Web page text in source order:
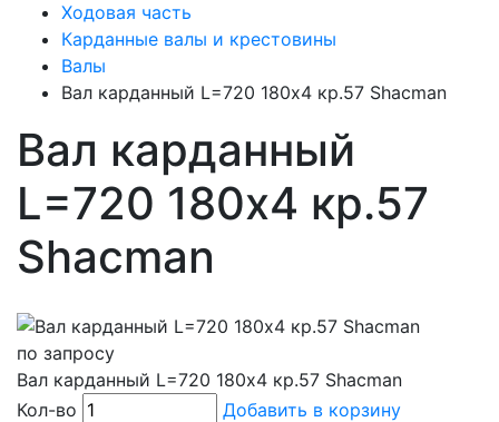
Ходовая часть
Карданные валы и крестовины
Валы
Вал карданный L=720 180х4 кр.57 Shacman
Вал карданный
L=720 180х4 кр.57
Shacman
по запросу
Вал карданный L=720 180х4 кр.57 Shacman
Кол-во
Добавить в корзину